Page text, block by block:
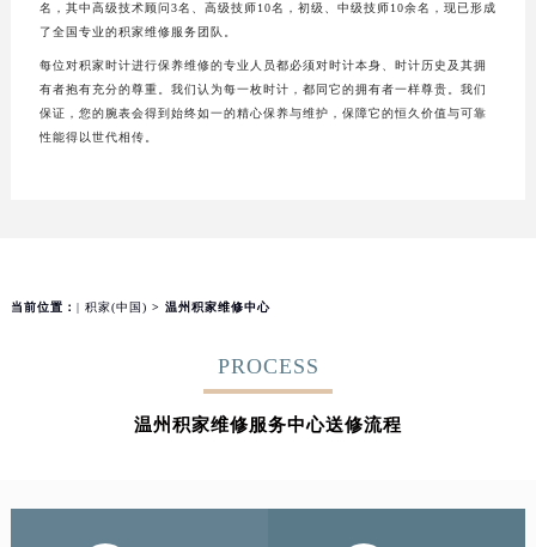
名，其中高级技术顾问3名、高级技师10名，初级、中级技师10余名，现已形成
了全国专业的积家维修服务团队。
每位对积家时计进行保养维修的专业人员都必须对时计本身、时计历史及其拥
有者抱有充分的尊重。我们认为每一枚时计，都同它的拥有者一样尊贵。我们
保证，您的腕表会得到始终如一的精心保养与维护，保障它的恒久价值与可靠
性能得以世代相传。
当前位置： | 积家(中国) > 温州积家维修中心
PROCESS
温州积家维修服务中心送修流程